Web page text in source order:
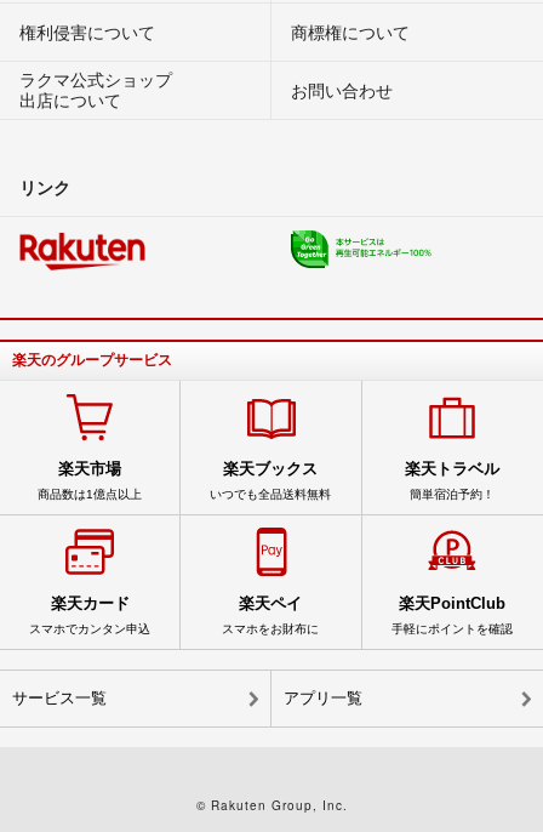
権利侵害について
商標権について
ラクマ公式ショップ
出店について
お問い合わせ
リンク
楽天のグループサービス
楽天市場
商品数は1億点以上
楽天ブックス
いつでも全品送料無料
楽天トラベル
簡単宿泊予約！
楽天カード
スマホでカンタン申込
楽天ペイ
スマホをお財布に
楽天PointClub
手軽にポイントを確認
サービス一覧 アプリ一覧
© Rakuten Group, Inc.